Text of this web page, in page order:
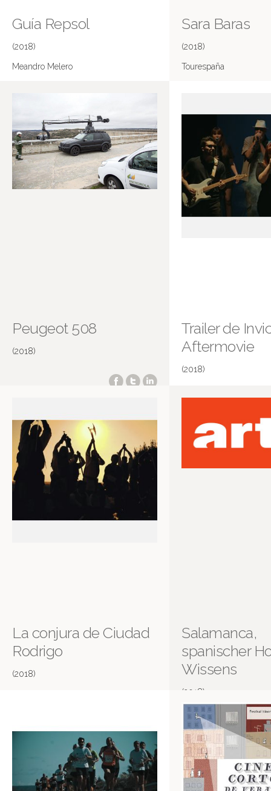
Guía Repsol
(2018)
Meandro Melero
Sara Baras
(2018)
Tourespaña
Peugeot 508
(2018)
Trailer de
Aftermovie
(2018)
La conjura de Ciudad
Rodrigo
(2018)
Salamanca,
spanischer
Wissens
(2018)
Stadt Land Kunst